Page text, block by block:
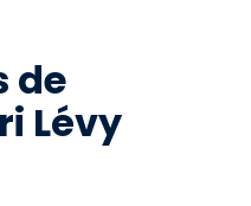
de
Lévy